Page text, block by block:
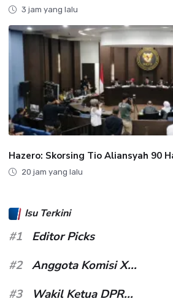
3 jam yang lalu
Hazero: Skorsing Tio Aliansyah 90
20 jam yang lalu
Isu Terkini
#1
Editor Picks
#2
Anggota Komisi X...
#3
Wakil Ketua DPR...